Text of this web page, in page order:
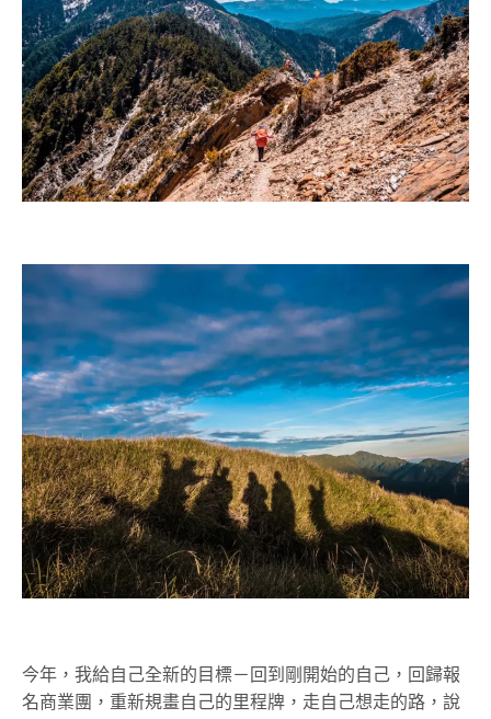
今年，我給自己全新的目標－回到剛開始的自己，回歸報
名商業團，重新規畫自己的里程牌，走自己想走的路，說